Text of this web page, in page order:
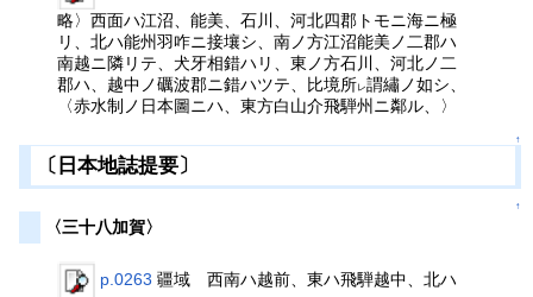
略〉西面ハ江沼、能美、石川、河北四郡トモニ海ニ極
リ、北ハ能州羽咋ニ接壤シ、南ノ方江沼能美ノ二郡ハ
南越ニ隣リテ、犬牙相錯ハリ、東ノ方石川、河北ノ二
郡ハ、越中ノ礪波郡ニ錯ハツテ、比境所レ謂繡ノ如シ、
〈赤水制ノ日本圖ニハ、東方白山介飛騨州ニ鄰ル、〉
↑
〔日本地誌提要〕
↑
〈三十八加賀〉
p.0263 疆域 西南ハ越前、東ハ飛騨越中、北ハ